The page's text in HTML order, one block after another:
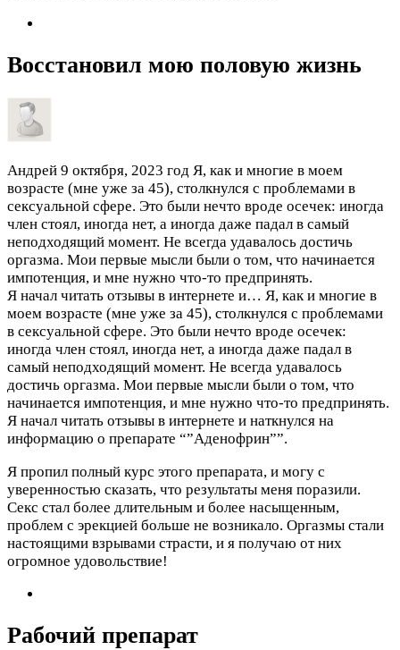
Восстановил мою половую жизнь
Андрей 9 октября, 2023 год Я, как и многие в моем
возрасте (мне уже за 45), столкнулся с проблемами в
сексуальной сфере. Это были нечто вроде осечек: иногда
член стоял, иногда нет, а иногда даже падал в самый
неподходящий момент. Не всегда удавалось достичь
оргазма. Мои первые мысли были о том, что начинается
импотенция, и мне нужно что-то предпринять.
Я начал читать отзывы в интернете и… Я, как и многие в
моем возрасте (мне уже за 45), столкнулся с проблемами
в сексуальной сфере. Это были нечто вроде осечек:
иногда член стоял, иногда нет, а иногда даже падал в
самый неподходящий момент. Не всегда удавалось
достичь оргазма. Мои первые мысли были о том, что
начинается импотенция, и мне нужно что-то предпринять.
Я начал читать отзывы в интернете и наткнулся на
информацию о препарате “”Аденофрин””.
Я пропил полный курс этого препарата, и могу с
уверенностью сказать, что результаты меня поразили.
Секс стал более длительным и более насыщенным,
проблем с эрекцией больше не возникало. Оргазмы стали
настоящими взрывами страсти, и я получаю от них
огромное удовольствие!
Рабочий препарат